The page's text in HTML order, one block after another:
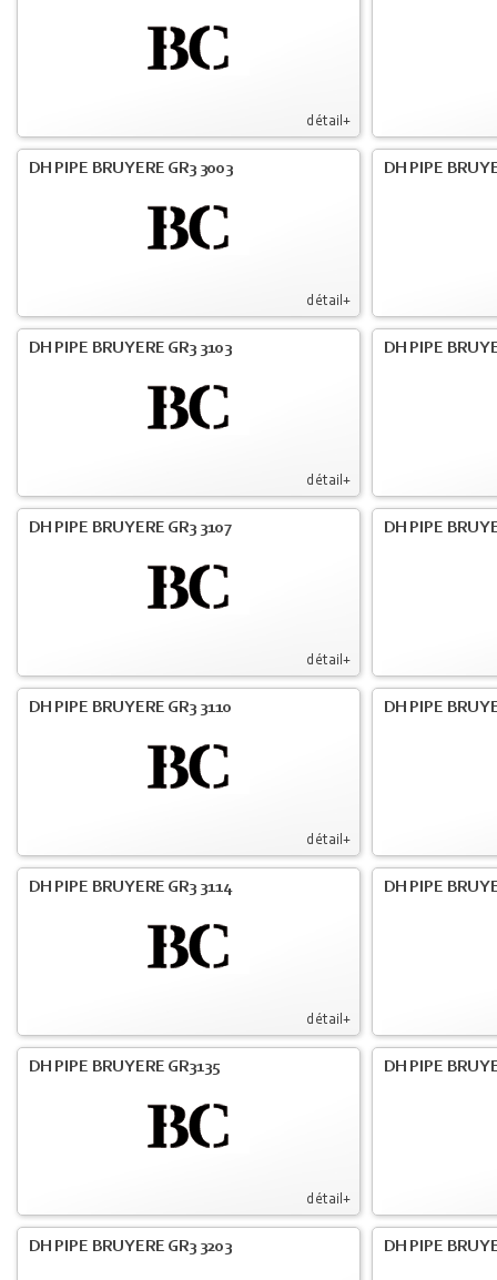
détail+
détail+
DH PIPE BRUYERE GR3 3003 DH PIPE
détail+
DH PIPE BRUYERE GR3 3103 DH PIPE
détail+
DH PIPE BRUYERE GR3 3107 DH PIPE
détail+
DH PIPE BRUYERE GR3 3110 DH PIPE
détail+
DH PIPE BRUYERE GR3 3114 DH PIPE
détail+
DH PIPE BRUYERE GR3135 DH PIPE
DH PIPE BRUYERE GR3 3203 DH PIPE